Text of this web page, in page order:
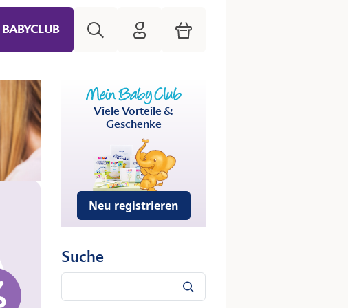
BABYCLUB HiPP Mein Babyclub
Warenkorb
Viele Vorteile &
Geschenke
Neu registrieren
Suche